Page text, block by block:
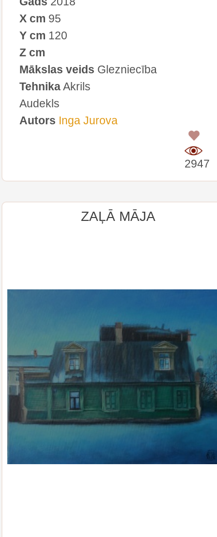
X cm 95
Y cm 120
Z cm
Mākslas veids Glezniecība
TehnikaAkrils
Audekls
Autors Inga Jurova
2947
ZAĻĀ MĀJA